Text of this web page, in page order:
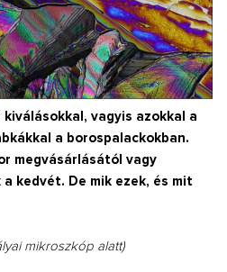
vagyis azokkal a
a borospalackokban.
megvásárlásától vagy
kedvét. De mik ezek, és mit
mikroszkóp alatt)